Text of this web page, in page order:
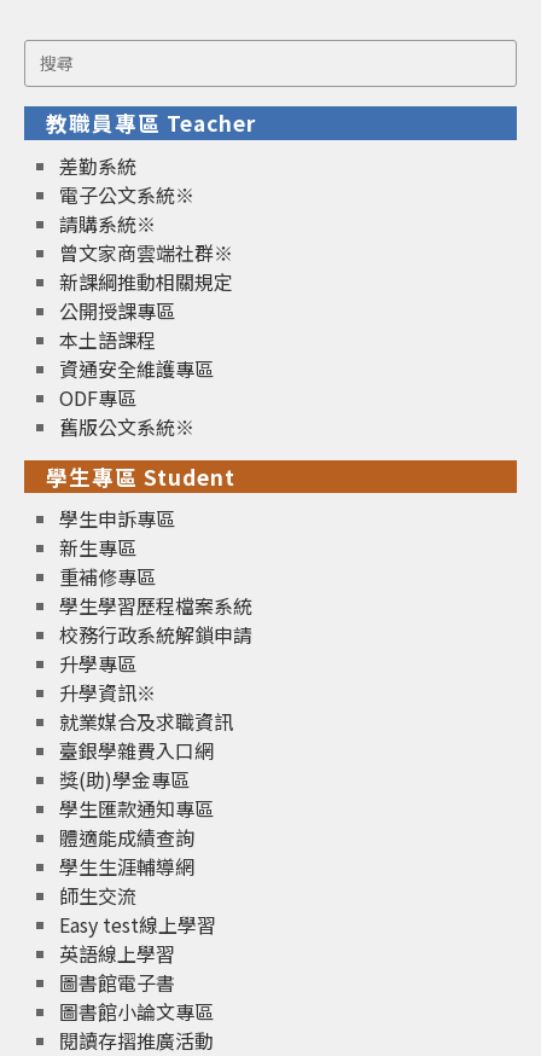
Search
for:
教職員專區 Teacher
差勤系統
電子公文系統※
請購系統※
曾文家商雲端社群※
新課綱推動相關規定
公開授課專區
本土語課程
資通安全維護專區
ODF專區
舊版公文系統※
學生專區 Student
學生申訴專區
新生專區
重補修專區
學生學習歷程檔案系統
校務行政系統解鎖申請
升學專區
升學資訊※
就業媒合及求職資訊
臺銀學雜費入口網
獎(助)學金專區
學生匯款通知專區
體適能成績查詢
學生生涯輔導網
師生交流
Easy test線上學習
英語線上學習
圖書館電子書
圖書館小論文專區
閱讀存摺推廣活動